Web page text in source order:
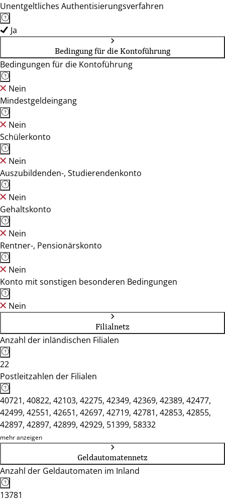
Unentgeltliches Authentisierungsverfahren
Ja
Bedingung für die Kontoführung
Bedingungen für die Kontoführung
Nein
Mindestgeldeingang
Nein
Schülerkonto
Nein
Auszubildenden-, Studierendenkonto
Nein
Gehaltskonto
Nein
Rentner-, Pensionärskonto
Nein
Konto mit sonstigen besonderen Bedingungen
Nein
Filialnetz
Anzahl der inländischen Filialen
22
Postleitzahlen der Filialen
40721, 40822, 42103, 42275, 42349, 42369, 42389, 42477,
42499, 42551, 42651, 42697, 42719, 42781, 42853, 42855,
42897, 42897, 42899, 42929, 51399, 58332
mehr anzeigen
Geldautomatennetz
Anzahl der Geldautomaten im Inland
13781